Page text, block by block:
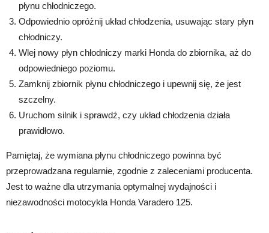
płynu chłodniczego.
Odpowiednio opróżnij układ chłodzenia, usuwając stary płyn
chłodniczy.
Wlej nowy płyn chłodniczy marki Honda do zbiornika, aż do
odpowiedniego poziomu.
Zamknij zbiornik płynu chłodniczego i upewnij się, że jest
szczelny.
Uruchom silnik i sprawdź, czy układ chłodzenia działa
prawidłowo.
Pamiętaj, że wymiana płynu chłodniczego powinna być
przeprowadzana regularnie, zgodnie z zaleceniami producenta.
Jest to ważne dla utrzymania optymalnej wydajności i
niezawodności motocykla Honda Varadero 125.